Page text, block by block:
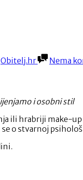
By
Obitelj.hr Nema
i osobni stil
ili hrabriji make-
se o stvarnoj